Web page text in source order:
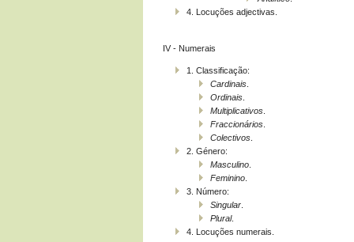
4. Locuções adjectivas.
IV - Numerais
1. Classificação:
Cardinais
Ordinais
Multiplicativos
Fraccionários
Colectivos
2. Género:
Masculino
Feminino
3. Número:
Singular
Plural.
4. Locuções numerais.